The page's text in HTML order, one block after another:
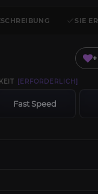
SIE
[ERFORDERLICH]
Fast Speed